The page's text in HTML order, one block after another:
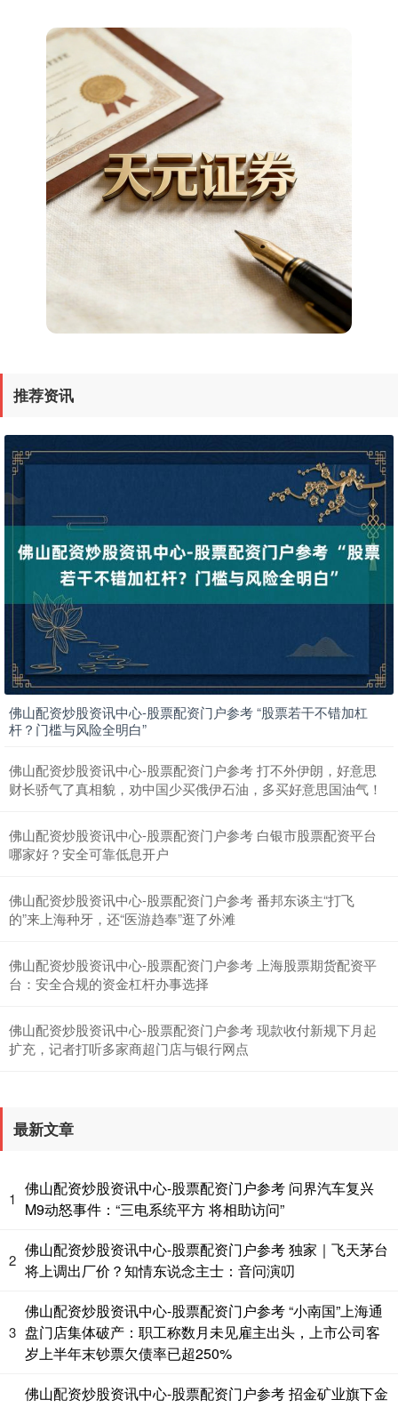
上证综指 3900.35 +21.92
沪深300 4651.31 -6.85 -0.15%
北证50
基金指数
国债指数 229.59 -0.00 0.00%
推荐资讯
佛山配资炒股资讯中心-股票配资门户参考 “股票若干不错加杠
杆？门槛与风险全明白”
佛山配资炒股资讯中心-股票配资门户参考 打不外伊朗，好意思
财长骄气了真相貌，劝中国少买俄伊石油，多买好意思国油气！
佛山配资炒股资讯中心-股票配资门户参考 白银市股票配资平台
哪家好？安全可靠低息开户
佛山配资炒股资讯中心-股票配资门户参考 番邦东谈主“打飞
的”来上海种牙，还“医游趋奉”逛了外滩
佛山配资炒股资讯中心-股票配资门户参考 上海股票期货配资平
台：安全合规的资金杠杆办事选择
佛山配资炒股资讯中心-股票配资门户参考 现款收付新规下月起
扩充，记者打听多家商超门店与银行网点
最新文章
1
佛山配资炒股资讯中心-股票配资门户参考 问界汽车复兴
M9动怒事件：“三电系统平方 将相助访问”
2
佛山配资炒股资讯中心-股票配资门户参考 独家｜飞天茅台
将上调出厂价？知情东说念主士：音问演叨
3
佛山配资炒股资讯中心-股票配资门户参考 “小南国”上海通
盘门店集体破产：职工称数月未见雇主出头，上市公司客
岁上半年末钞票欠债率已超250%
佛山配资炒股资讯中心-股票配资门户参考 招金矿业旗下金